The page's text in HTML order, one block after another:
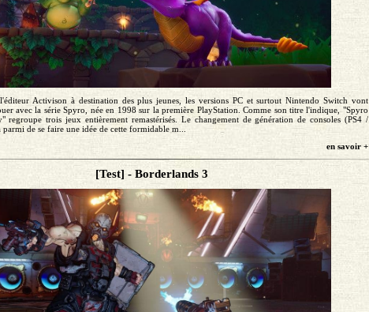
Activison à destination des plus jeunes, les versions PC et surtout Nintendo Switch vont
avec la série Spyro, née en 1998 sur la première PlayStation. Comme son titre l'indique, "Spyro
regroupe trois jeux entièrement remastérisés. Le changement de génération de consoles (PS4 /
de se faire une idée de cette formidable m...
en savoir +
[Test] - Borderlands 3